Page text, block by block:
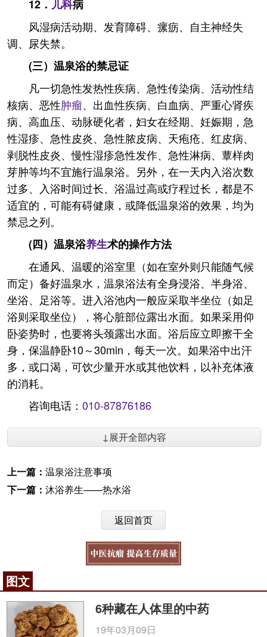
12． 儿科病
风湿病活动期、发育障碍、瘰疬、自主神经失
调、尿失禁。
(三）温泉浴的禁忌证
凡一切急性发热性疾病、急性传染病、活动性结
核病、恶性肿瘤、出血性疾病、白血病、严重心肾疾
病、高血压、动脉硬化者，妇女在经期、妊娠期，急
性湿疹、急性皮炎、急性脓皮病、天疱疮、红皮病、
剥脱性皮炎、慢性湿疹急性发作、急性淋病、蕈样肉
芽肿等均不宜施行温泉浴。另外，在一天内入浴次数
过多、入浴时间过长、浴温过高或疗程过长，都是不
适宜的，可能有碍健康，或降低温泉浴的效果，均为
禁忌之列。
(四）温泉浴养生术的操作方法
在通风、温暖的浴室里（如在室外则只能随气候
而定）备好温泉水，温泉浴法有全身浸浴、半身浴、
坐浴、足浴等。进入浴池内一般应采取半坐位（如足
浴则采取坐位），将心脏部位露出水面。如果采用仰
卧姿势时，也要将头颈露出水面。浴后应立即擦干全
身，保温静卧10～30min，每天一次。如果浴中出汗
多，或口渴，可饮少量开水或其他饮料，以补充体液
的消耗。
咨询电话： 010-87876186
↓展开全部内容
上一篇： 温泉浴注意事项
下一篇： 沐浴养生——热水浴
返回首页
图文
6种藏在人体里的中药
19年03月09日